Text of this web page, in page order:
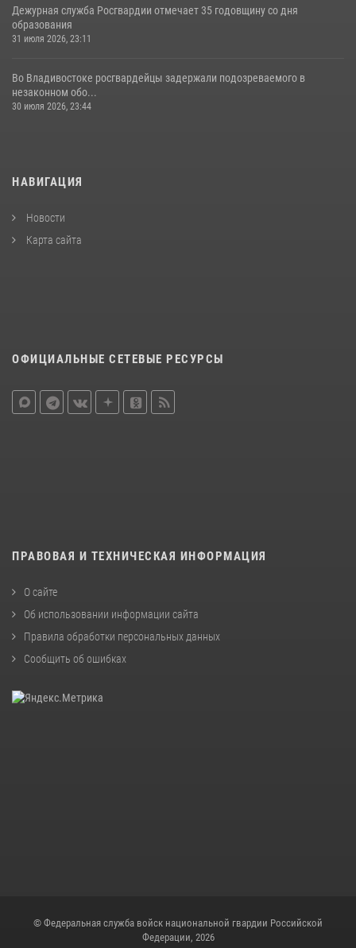
Дежурная служба Росгвардии отмечает 35 годовщину со дня
образования
31 июля 2026, 23:11
Во Владивостоке росгвардейцы задержали подозреваемого в
незаконном обо...
30 июля 2026, 23:44
НАВИГАЦИЯ
Новости
Карта сайта
ОФИЦИАЛЬНЫЕ СЕТЕВЫЕ РЕСУРСЫ
ПРАВОВАЯ И ТЕХНИЧЕСКАЯ ИНФОРМАЦИЯ
О сайте
Об использовании информации сайта
Правила обработки персональных данных
Сообщить об ошибках
© Федеральная служба войск национальной гвардии Российской
Федерации, 2026